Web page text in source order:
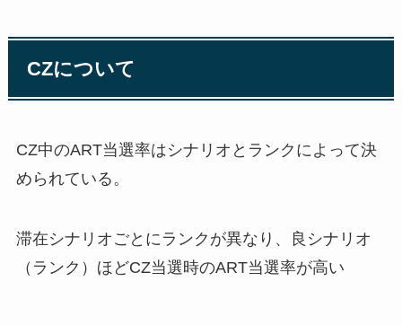
CZについて
CZ中のART当選率はシナリオとランクによって決
められている。
滞在シナリオごとにランクが異なり、良シナリオ
（ランク）ほどCZ当選時のART当選率が高い